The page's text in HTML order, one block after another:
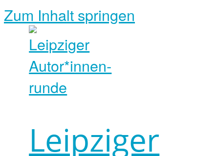
Zum Inhalt springen
Leipziger